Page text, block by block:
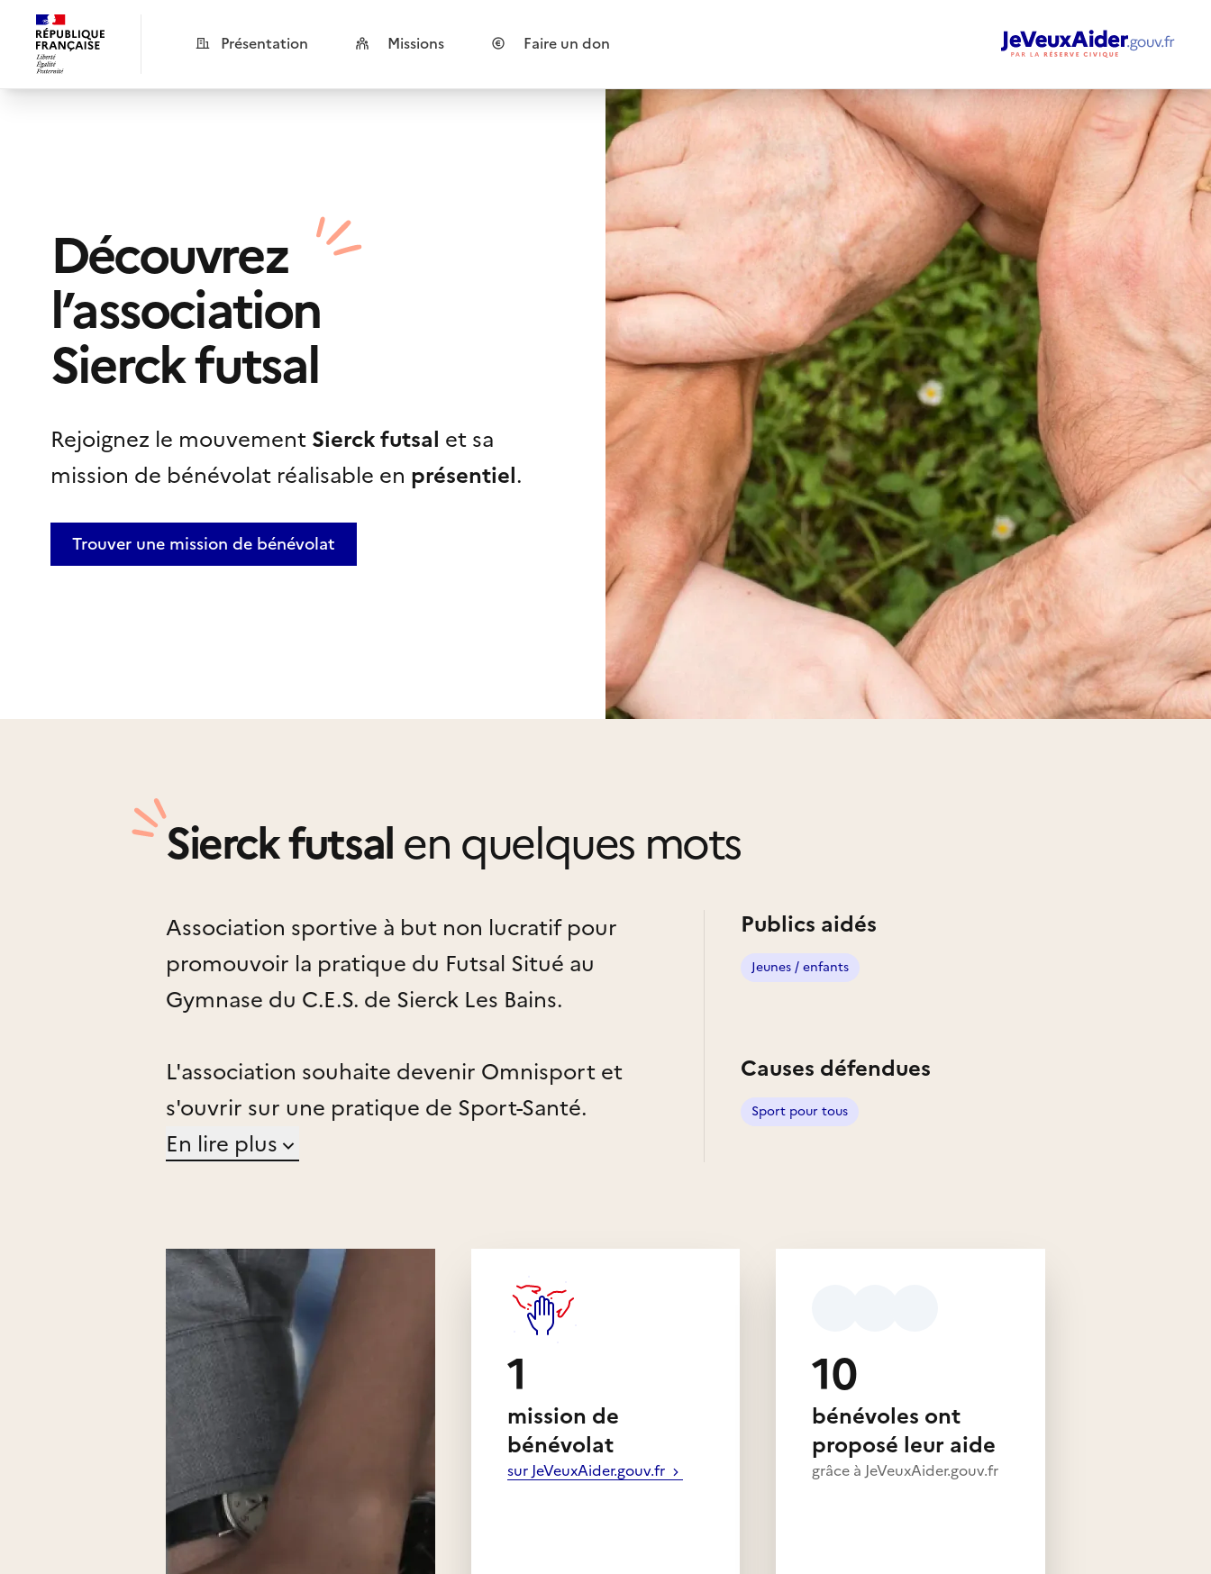
Présentation Missions Faire un don
Découvrez
l’association
Sierck futsal
Rejoignez le mouvementSierck futsal et sa
mission de bénévolat réalisable en présentiel.
Trouver une mission de bénévolat
Sierck futsalen quelques mots
Association sportive à but non lucratif pour
promouvoir la pratique du Futsal Situé au
Gymnase du C.E.S. de Sierck Les Bains.
L'association souhaite devenir Omnisport et
s'ouvrir sur une pratique de Sport-Santé.
En lire plus
Publics aidés
Jeunes / enfants
Causes défendues
Sport pour tous
1
mission de
bénévolat
sur JeVeuxAider.gouv.fr
10
bénévoles ont
proposé leur aide
grâce à JeVeuxAider.gouv.fr